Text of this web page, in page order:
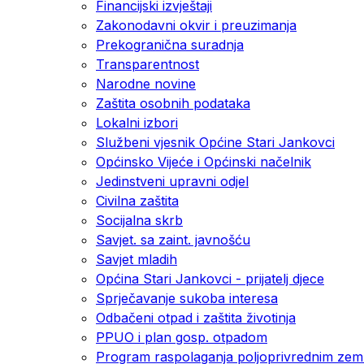
Financijski izvještaji
Zakonodavni okvir i preuzimanja
Prekogranična suradnja
Transparentnost
Narodne novine
Zaštita osobnih podataka
Lokalni izbori
Službeni vjesnik Općine Stari Jankovci
Općinsko Vijeće i Općinski načelnik
Jedinstveni upravni odjel
Civilna zaštita
Socijalna skrb
Savjet. sa zaint. javnošću
Savjet mladih
Općina Stari Jankovci - prijatelj djece
Sprječavanje sukoba interesa
Odbačeni otpad i zaštita životinja
PPUO i plan gosp. otpadom
Program raspolaganja poljoprivrednim